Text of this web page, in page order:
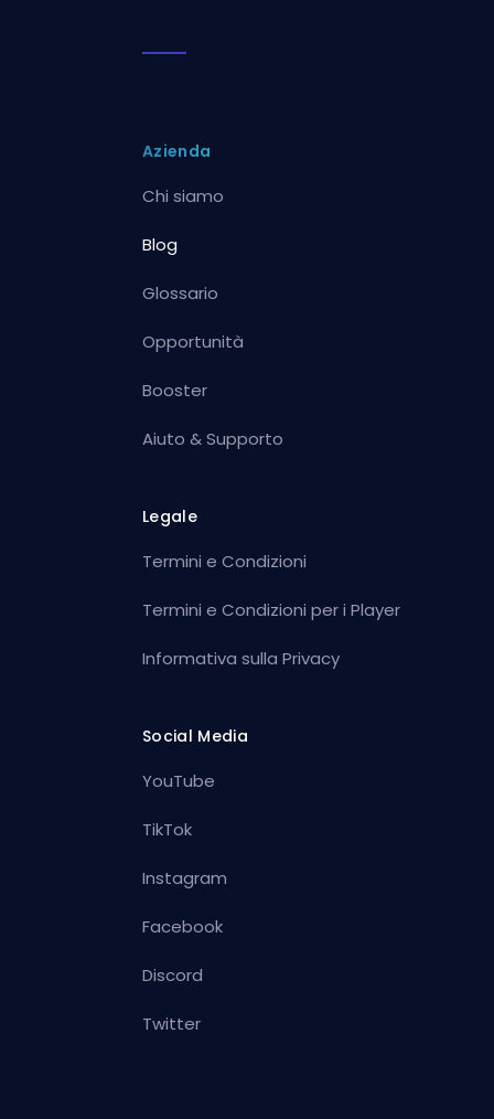
Azienda
Chi siamo
Blog
Glossario
Opportunità
Booster
Aiuto & Supporto
Legale
Termini e Condizioni
Termini e Condizioni per i Player
Informativa sulla Privacy
Social Media
YouTube
TikTok
Instagram
Facebook
Discord
Twitter